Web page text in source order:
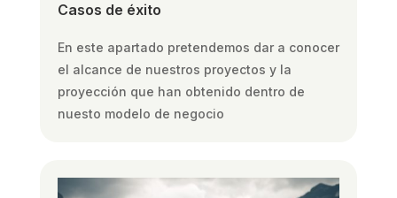
Casos de éxito
En este apartado pretendemos dar a conocer
el alcance de nuestros proyectos y la
proyección que han obtenido dentro de
nuesto modelo de negocio